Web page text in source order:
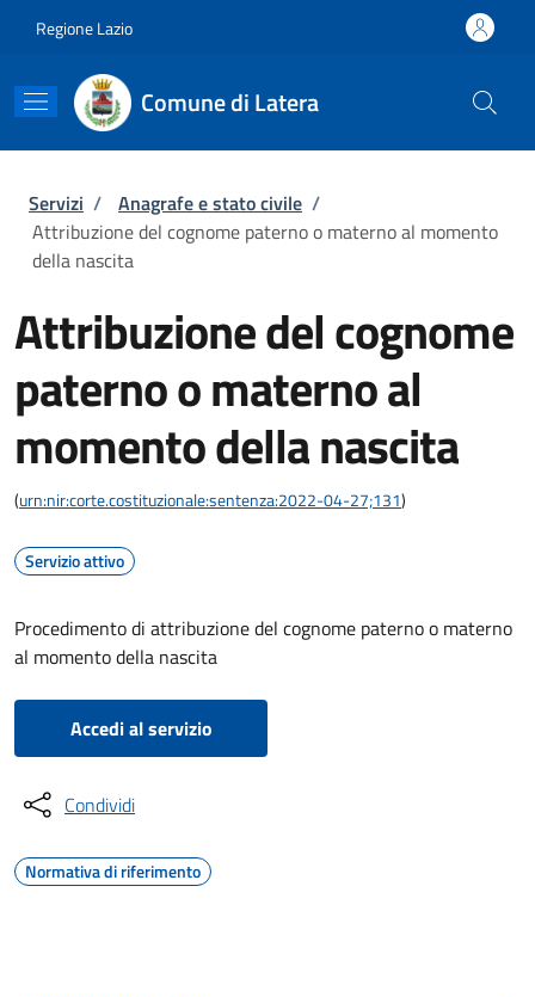
Regione Lazio
Comune di Latera
Briciole di pane
Servizi / Anagrafe e stato civile /
Attribuzione del cognome paterno o materno al momento
della nascita
Attribuzione del cognome
paterno o materno al
momento della nascita
(urn:nir:corte.costituzionale:sentenza:2022-04-27;131)
Servizio attivo
Procedimento di attribuzione del cognome paterno o materno
al momento della nascita
Accedi al servizio
Condividi
Normativa di riferimento